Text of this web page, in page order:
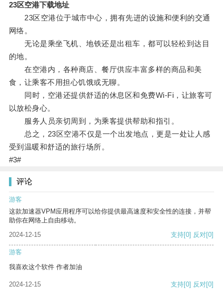
23区空港下载地址
23区空港位于城市中心，拥有先进的设施和便利的交通
网络。
无论是乘坐飞机、地铁还是出租车，都可以轻松到达目
的地。
在空港内，各种商店、餐厅供应丰富多样的商品和美
食，让乘客不用担心饥饿或无聊。
同时，空港还提供舒适的休息区和免费Wi-Fi，让旅客可
以放松身心。
服务人员亲切周到，为乘客提供帮助和指引。
总之，23区空港不仅是一个出发地点，更是一处让人感
受到温暖和舒适的旅行场所。
#3#
评论
游客
这款加速器VPM应用程序可以给你提供最高速度和安全性的连接，并帮
助你在网络上自由移动。
2024-12-15
支持[0] 反对[0]
游客
我喜欢这个软件 作者加油
2024-12-15 支持[0] 反对[0]